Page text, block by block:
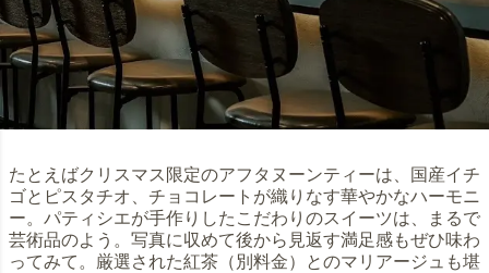
たとえばクリスマス限定のアフタヌーンティーは、国産イチ
ゴとピスタチオ、チョコレートが織りなす華やかなハーモニ
ー。パティシエが手作りしたこだわりのスイーツは、まるで
芸術品のよう。写真に収めて後から見返す満足感もぜひ味わ
ってみて。厳選された紅茶（別料金）とのマリアージュも堪